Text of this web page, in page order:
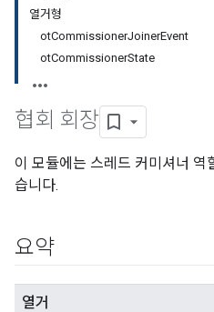
열거형
otCommissionerJoinerEvent
otCommissionerState
협회 회장
이 모듈에는 스레드 커미셔너 역
습니다.
요약
열거